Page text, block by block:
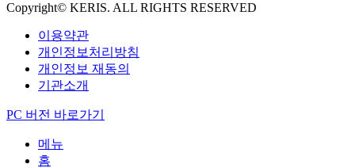
Copyright© KERIS. ALL RIGHTS RESERVED
이용약관
개인정보처리방침
개인정보 재동의
기관소개
PC 버전 바로가기
메뉴
홈